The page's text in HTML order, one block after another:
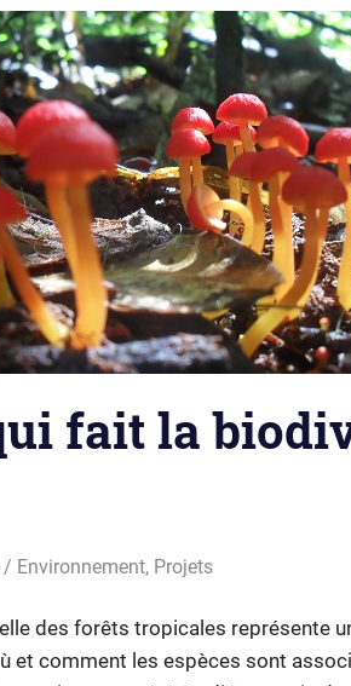
fait la
Environnement, Projets
des forêts tropicales représente
et comment les espèces sont